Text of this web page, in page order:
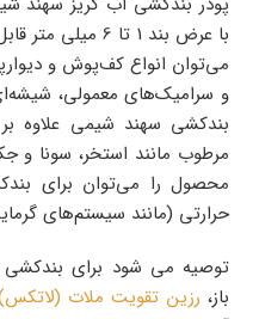
با عرض بند 1 تا 6
می‌توان انواع کف‌پوش و
و سرامیک‌های معمولی،‌
بندکشی سهند شیمی
مرطوب مانند استخر، سونا و
محصول را می‌توان برای
حرارتی (مانند سیستم‌های
توصیه می شود برای
باز، رزین تقویت ملات